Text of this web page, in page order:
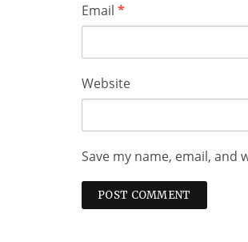
Email *
Website
Save my name, email,